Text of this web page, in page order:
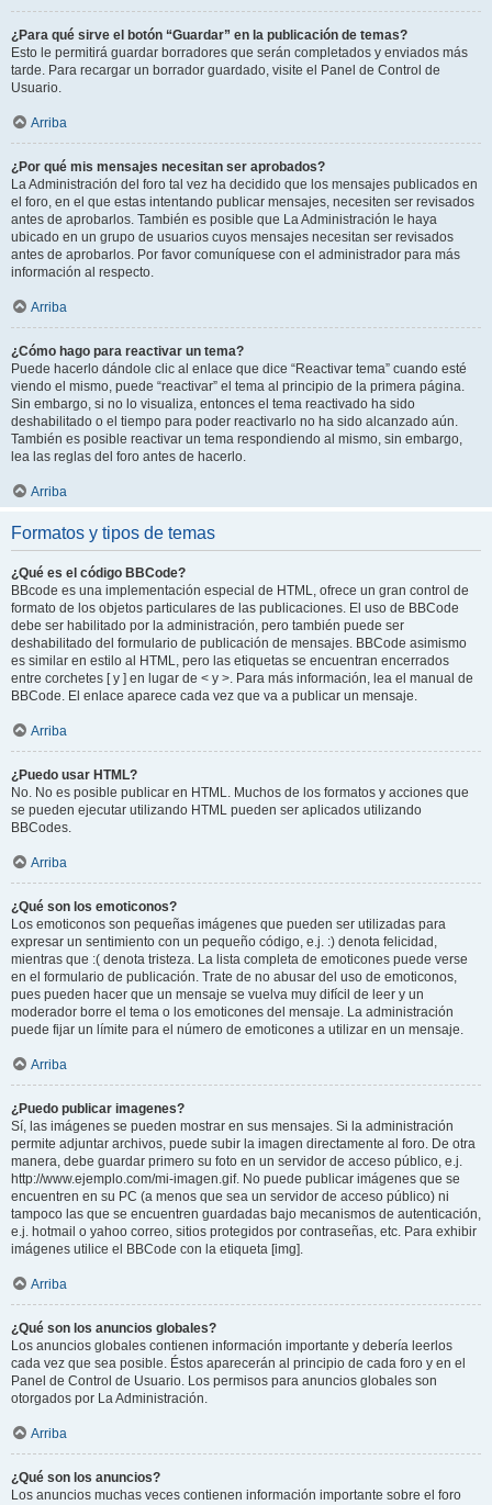
¿Para qué sirve el botón “Guardar” en la publicación de temas?
Esto le permitirá guardar borradores que serán completados y enviados más
tarde. Para recargar un borrador guardado, visite el Panel de Control de
Usuario.
Arriba
¿Por qué mis mensajes necesitan ser aprobados?
La Administración del foro tal vez ha decidido que los mensajes publicados en
el foro, en el que estas intentando publicar mensajes, necesiten ser revisados
antes de aprobarlos. También es posible que La Administración le haya
ubicado en un grupo de usuarios cuyos mensajes necesitan ser revisados
antes de aprobarlos. Por favor comuníquese con el administrador para más
información al respecto.
Arriba
¿Cómo hago para reactivar un tema?
Puede hacerlo dándole clic al enlace que dice “Reactivar tema” cuando esté
viendo el mismo, puede “reactivar” el tema al principio de la primera página.
Sin embargo, si no lo visualiza, entonces el tema reactivado ha sido
deshabilitado o el tiempo para poder reactivarlo no ha sido alcanzado aún.
También es posible reactivar un tema respondiendo al mismo, sin embargo,
lea las reglas del foro antes de hacerlo.
Arriba
Formatos y tipos de temas
¿Qué es el código BBCode?
BBcode es una implementación especial de HTML, ofrece un gran control de
formato de los objetos particulares de las publicaciones. El uso de BBCode
debe ser habilitado por la administración, pero también puede ser
deshabilitado del formulario de publicación de mensajes. BBCode asimismo
es similar en estilo al HTML, pero las etiquetas se encuentran encerrados
entre corchetes [ y ] en lugar de < y >. Para más información, lea el manual de
BBCode. El enlace aparece cada vez que va a publicar un mensaje.
Arriba
¿Puedo usar HTML?
No. No es posible publicar en HTML. Muchos de los formatos y acciones que
se pueden ejecutar utilizando HTML pueden ser aplicados utilizando
BBCodes.
Arriba
¿Qué son los emoticonos?
Los emoticonos son pequeñas imágenes que pueden ser utilizadas para
expresar un sentimiento con un pequeño código, e.j. :) denota felicidad,
mientras que :( denota tristeza. La lista completa de emoticones puede verse
en el formulario de publicación. Trate de no abusar del uso de emoticonos,
pues pueden hacer que un mensaje se vuelva muy difícil de leer y un
moderador borre el tema o los emoticones del mensaje. La administración
puede fijar un límite para el número de emoticones a utilizar en un mensaje.
Arriba
¿Puedo publicar imagenes?
Sí, las imágenes se pueden mostrar en sus mensajes. Si la administración
permite adjuntar archivos, puede subir la imagen directamente al foro. De otra
manera, debe guardar primero su foto en un servidor de acceso público, e.j.
http://www.ejemplo.com/mi-imagen.gif. No puede publicar imágenes que se
encuentren en su PC (a menos que sea un servidor de acceso público) ni
tampoco las que se encuentren guardadas bajo mecanismos de autenticación,
e.j. hotmail o yahoo correo, sitios protegidos por contraseñas, etc. Para exhibir
imágenes utilice el BBCode con la etiqueta [img].
Arriba
¿Qué son los anuncios globales?
Los anuncios globales contienen información importante y debería leerlos
cada vez que sea posible. Éstos aparecerán al principio de cada foro y en el
Panel de Control de Usuario. Los permisos para anuncios globales son
otorgados por La Administración.
Arriba
¿Qué son los anuncios?
Los anuncios muchas veces contienen información importante sobre el foro